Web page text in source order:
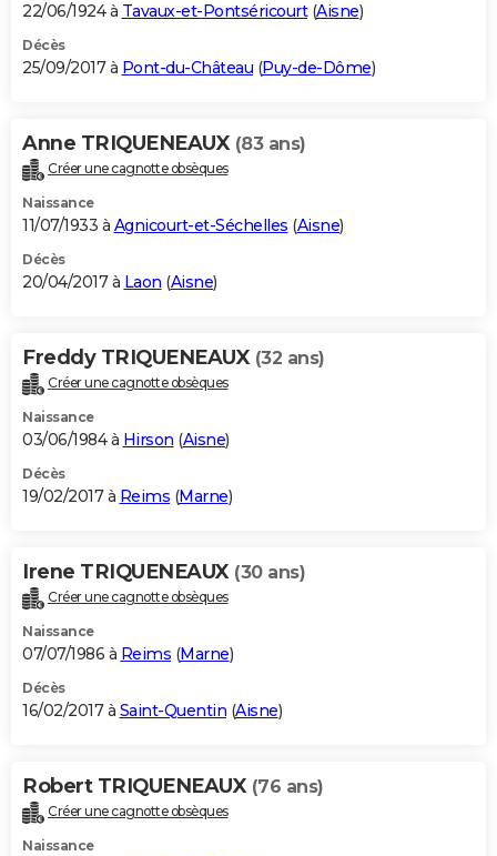
22/06/1924 à Tavaux-et-Pontséricourt(Aisne)
Décès
25/09/2017 à Pont-du-Château (Puy-de-Dôme)
Anne TRIQUENEAUX (83 ans)
Créer une cagnotte obsèques
Naissance
11/07/1933 à Agnicourt-et-Séchelles (Aisne)
Décès
20/04/2017 à Laon (Aisne)
Freddy TRIQUENEAUX (32 ans)
Créer une cagnotte obsèques
Naissance
03/06/1984 à Hirson (Aisne)
Décès
19/02/2017 à Reims (Marne)
Irene TRIQUENEAUX (30 ans)
Créer une cagnotte obsèques
Naissance
07/07/1986 à Reims (Marne)
Décès
16/02/2017 à Saint-Quentin (Aisne)
Robert TRIQUENEAUX (76 ans)
Créer une cagnotte obsèques
Naissance